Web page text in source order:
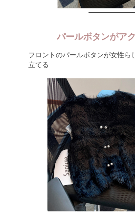
パールボタンがア
フロントのパールボタンが女性ら
立てる